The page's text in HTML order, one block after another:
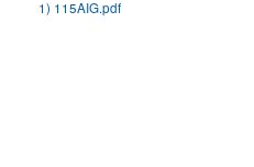
1) 115AIG.pdf